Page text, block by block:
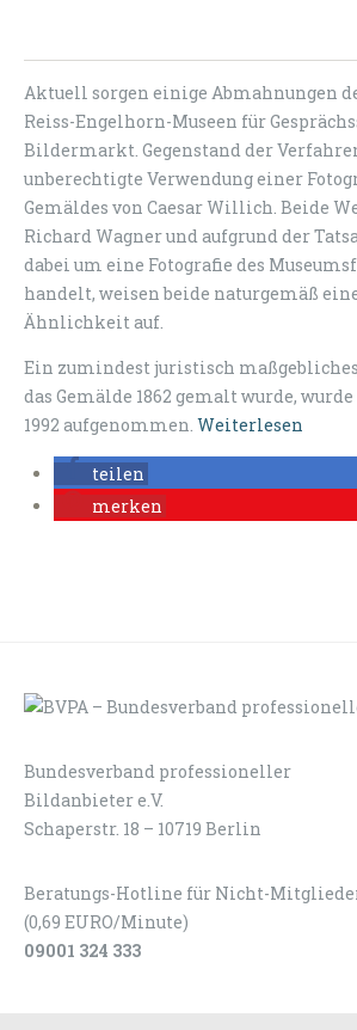
Aktuell sorgen einige Abmahnungen
Reiss-Engelhorn-Museen für
Bildermarkt. Gegenstand der
unberechtigte Verwendung einer
Gemäldes von Caesar Willich. Beide
Richard Wagner und aufgrund der
dabei um eine Fotografie des
handelt, weisen beide naturgemäß
Ähnlichkeit auf.
Ein zumindest juristisch
das Gemälde 1862 gemalt wurde,
1992 aufgenommen. Weiterlesen
teilen
merken
Bundesverband professioneller
Bildanbieter e.V.
Schaperstr. 18 – 10719 Berlin
Beratungs-Hotline für Nicht-
(0,69 EURO/Minute)
09001 324 333